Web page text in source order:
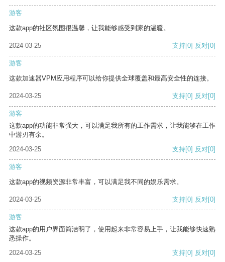
游客
这款app的社区氛围很温馨，让我能够感受到家的温暖。
2024-03-25 支持[0] 反对[0]
游客
这款加速器VPM应用程序可以给你提供全球覆盖和最高安全性的连接。
2024-03-25 支持[0] 反对[0]
游客
这款app的功能非常强大，可以满足我所有的工作需求，让我能够在工作
中游刃有余。
2024-03-25
支持[0] 反对[0]
游客
这款app的视频资源非常丰富，可以满足我不同的娱乐需求。
2024-03-25 支持[0] 反对[0]
游客
这款app的用户界面简洁明了，使用起来非常容易上手，让我能够快速熟
悉操作。
2024-03-25
支持[0] 反对[0]